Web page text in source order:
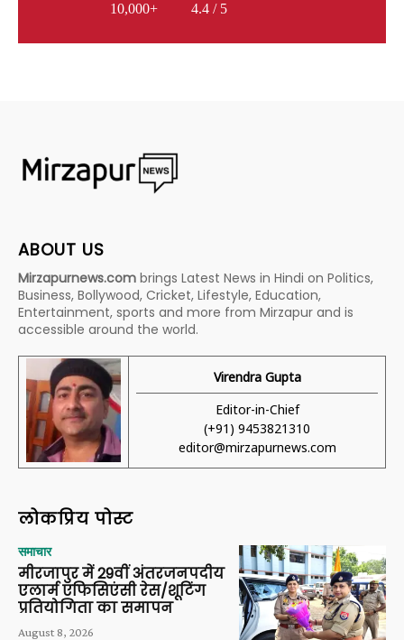
10,000+
4.4 / 5
ABOUT US
Mirzapurnews.com brings Latest News in Hindi on Politics,
Business, Bollywood, Cricket, Lifestyle, Education,
Entertainment, sports and more from Mirzapur and is
accessible around the world.
Virendra Gupta
Editor-in-Chief
(+91) 9453821310
editor@mirzapurnews.com
लोकप्रिय पोस्ट
समाचार
मीरजापुर में 29वीं अंतरजनपदीय
एलार्म एफिसिएंसी रेस/शूटिंग
प्रतियोगिता का समापन
August 8, 2026